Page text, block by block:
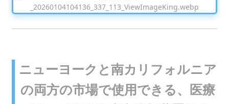
ニューヨークと南カリフォルニア
の両方の市場で使用できる、医療